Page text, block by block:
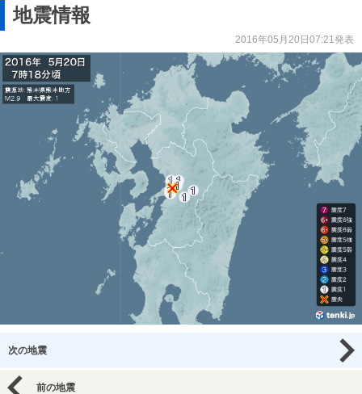
地震情報
2016年05月20日07:21発表
次の地震
前の地震